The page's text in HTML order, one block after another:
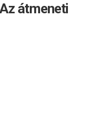
átmeneti